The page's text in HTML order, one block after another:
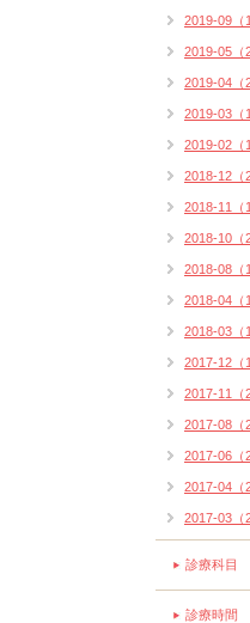
2019-09（1
2019-05（2
2019-04（2
2019-03（1
2019-02（1
2018-12（2
2018-11（1
2018-10（2
2018-08（1
2018-04（1
2018-03（1
2017-12（1
2017-11（2
2017-08（2
2017-06（2
2017-04（2
2017-03（2
診療科目
診療時間